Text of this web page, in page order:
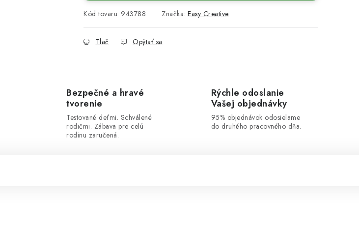
Kód tovaru: 943788 Značka: Easy Creative
Tlač Opýtať sa
Bezpečné a hravé
tvorenie
Testované deťmi. Schválené
rodičmi. Zábava pre celú
rodinu zaručená.
Rýchle odoslanie
Vašej objednávky
95% objednávok odosielame
do druhého pracovného dňa.